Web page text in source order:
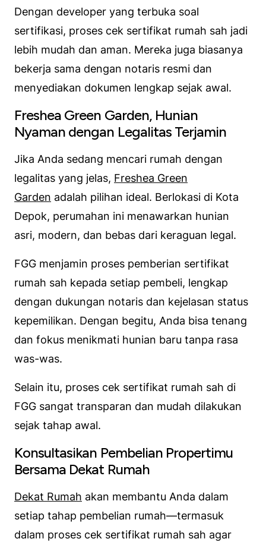
Dengan developer yang terbuka soal
sertifikasi, proses cek sertifikat rumah sah jadi
lebih mudah dan aman. Mereka juga biasanya
bekerja sama dengan notaris resmi dan
menyediakan dokumen lengkap sejak awal.
Freshea Green Garden, Hunian
Nyaman dengan Legalitas Terjamin
Jika Anda sedang mencari rumah dengan
legalitas yang jelas, Freshea Green
Garden adalah pilihan ideal. Berlokasi di Kota
Depok, perumahan ini menawarkan hunian
asri, modern, dan bebas dari keraguan legal.
FGG menjamin proses pemberian sertifikat
rumah sah kepada setiap pembeli, lengkap
dengan dukungan notaris dan kejelasan status
kepemilikan. Dengan begitu, Anda bisa tenang
dan fokus menikmati hunian baru tanpa rasa
was-was.
Selain itu, proses cek sertifikat rumah sah di
FGG sangat transparan dan mudah dilakukan
sejak tahap awal.
Konsultasikan Pembelian Propertimu
Bersama Dekat Rumah
Dekat Rumah akan membantu Anda dalam
setiap tahap pembelian rumah—termasuk
dalam proses cek sertifikat rumah sah agar